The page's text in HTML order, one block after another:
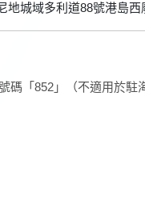
地城域多利道88號港島西
碼「852」（不適用於駐